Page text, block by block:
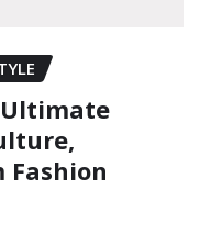
Fashion